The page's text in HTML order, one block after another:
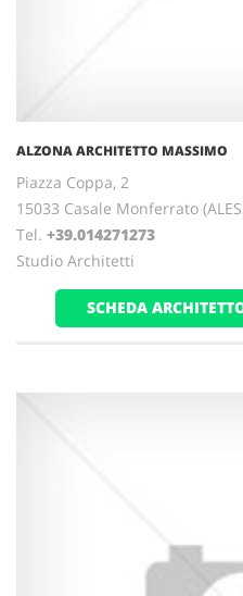
ALZONA ARCHITETTO MASSIMO
Piazza Coppa, 2
15033 Casale Monferrato
Tel. +39.014271273
Studio Architetti
SCHEDA